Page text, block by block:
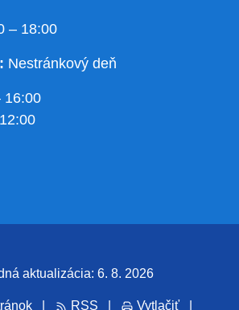
– 18:00
Nestránkový deň
16:00
aktualizácia: 6. 8. 2026
RSS Vytlačiť